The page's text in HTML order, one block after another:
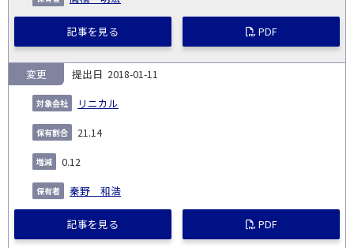
記事を見る PDF
2018-01-11
リニカル
変更
21.14
0.12
秦野 和浩
記事を見る PDF